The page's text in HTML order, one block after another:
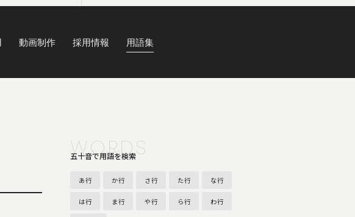
動画制作 採用情報 用語集
WORDS
五十音で用語を検索
あ行 か行 さ行 た行 な行
は行 ま行 や行 ら行 わ行